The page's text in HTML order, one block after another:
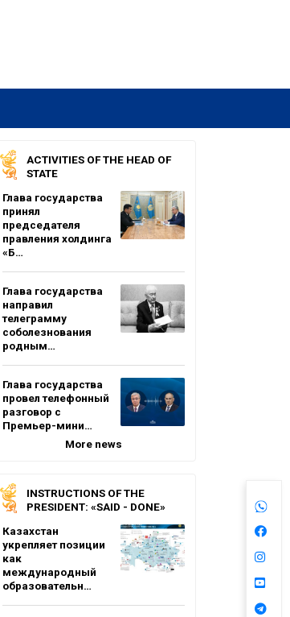
ACTIVITIES OF THE HEAD OF
STATE
Глава государства
принял
председателя
правления холдинга
«Б…
Глава государства
направил
телеграмму
соболезнования
родным…
Глава государства
провел телефонный
разговор с
Премьер-мини…
More news
INSTRUCTIONS OF THE
PRESIDENT: «SAID - DONE»
Казахстан
укрепляет позиции
как
международный
образовательн…